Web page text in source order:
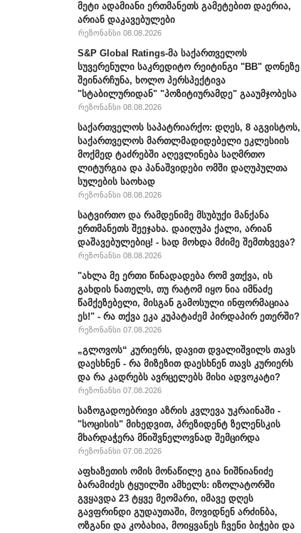
მეტი ადამიანი ერთმანეთს გამეტებით დაერია,
არიან დაკავებულები
რეზონანსი 08.08.2026
S&P Global Ratings-მა საქართველოს
სუვერენული საკრედიტო რეიტინგი "BB" დონეზე
შეინარჩუნა, ხოლო პერსპექტივა
"სტაბილურიდან" "პოზიტიურამდე" გააუმჯობესა
რეზონანსი 08.08.2026
საქართველოს საპატრიარქო: დღეს, 8 აგვისტოს,
საქართველოს მართლმადიდებელი ეკლესიის
მოქმედ ტაძრებში აღევლინება საღმრთო
ლიტურგია და პანაშვიდები ომში დაღუპულთა
სულების საოხად
რეზონანსი 08.08.2026
სატვირთო და რამდენიმე მსუბუქი მანქანა
ერთმანეთს შეეჯახა. დაიღუპა ქალი, არიან
დაშავებულებიც! - სად მოხდა მძიმე შემთხვევა?
რეზონანსი 08.08.2026
"ახლა მე ერთი წინადადება რომ ვთქვა, ის
გახდის ნათელს, თუ რატომ იყო ნია იმნაძე
წამქეზებელი, მისგან გამოსული ინფორმაციაა
ეს!" - რა თქვა ეკა კუპატაძემ პირდაპირ ეთერში?
რეზონანსი 07.08.2026
„გლოვოს“ კურიერს, დავით დვალიშვილს თავს
დაესხნენ - რა მიზეზით დაესხნენ თავს კურიერს
და რა კადრებს ავრცელებს მისი ადვოკატი?
რეზონანსი 07.08.2026
საზოგადოებრივი აზრის კვლევა უკრაინაში -
"სოცისის" მიხედვით, პრეზიდენტ ზელენსკის
მხარდაჭერა მნიშვნელოვნად შემცირდა
რეზონანსი 07.08.2026
აფხაზეთის ომის მონაწილე გია ნიშნიანიძე
ბარამიძეს ტყუილში ამხელს: იზოლატორში
გვყავდა 23 ტყვე მეომარი, იმავე დღეს
გავფრინდი გუდაუთაში, მოვიდნენ არძინბა,
ოზგანი და კობახია, მოიყვანეს ჩვენი ბიჭები და